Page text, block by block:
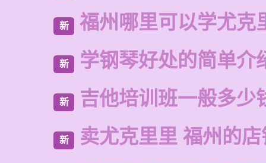
新 福州哪里可以学尤克
新 学钢琴好处的简单介
新 吉他培训班一般多少
新 卖尤克里里 福州的